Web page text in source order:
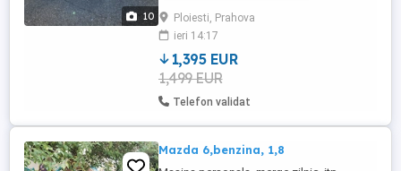
10
DE PREZENTARE !!! *** - 192.000 km - 1800
cmc - benzina - cotiera fata spate - 2 chei -
inchidere centralizata din cheie - ...
Ploiesti, Prahova
ieri 14:17
1,395 EUR
1,499 EUR
Telefon validat
Mazda 6,benzina, 1,8